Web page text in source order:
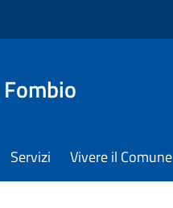
Servizi Vivere il Comune